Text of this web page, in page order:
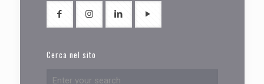
Cerca nel sito